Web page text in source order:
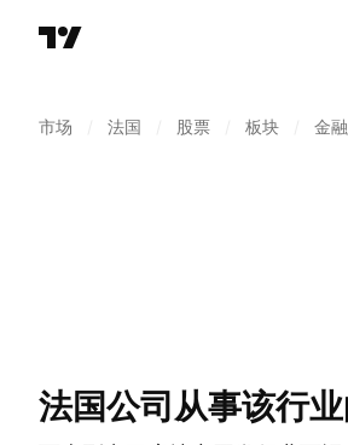
市场 法国 股票 板块 金融
法国公司从事该行